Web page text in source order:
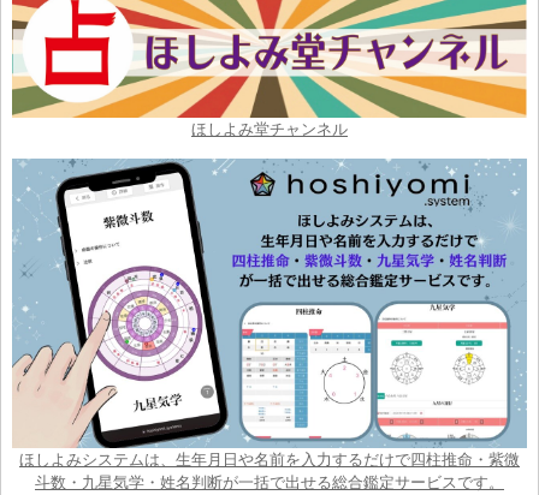
ほしよみ堂チャンネル
ほしよみシステムは、生年月日や名前を入力するだけで四柱推命・紫微
斗数・九星気学・姓名判断が一括で出せる総合鑑定サービスです。